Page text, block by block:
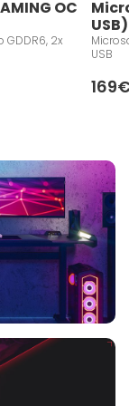
OC
GDDR6, 2x
USB)
USB